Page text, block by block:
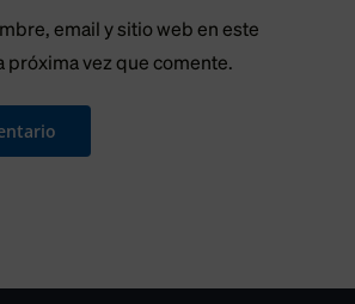
email y sitio web en este
próxima vez que comente.